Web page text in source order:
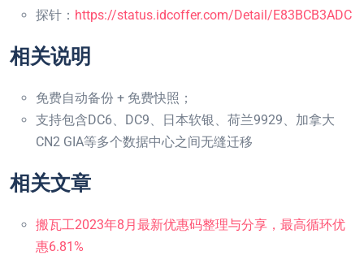
探针： https://status.idcoffer.com/Detail/E83BCB3ADC
相关说明
免费自动备份 + 免费快照；
支持包含DC6、DC9、日本软银、荷兰9929、加拿大
CN2 GIA等多个数据中心之间无缝迁移
相关文章
搬瓦工2023年8月最新优惠码整理与分享，最高循环优
惠6.81%